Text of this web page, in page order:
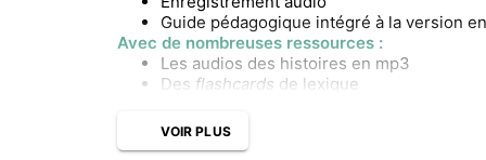
Guide pédagogique intégré à la version
Avec de nombreuses ressources :
Les audios des histoires en mp3
Des flashcards de lexique
VOIR PLUS